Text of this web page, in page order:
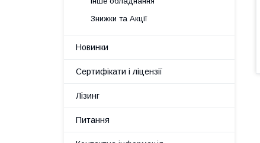
Знижки та Акції
Новинки
Сертифікати і ліцензії
Лізинг
Питання